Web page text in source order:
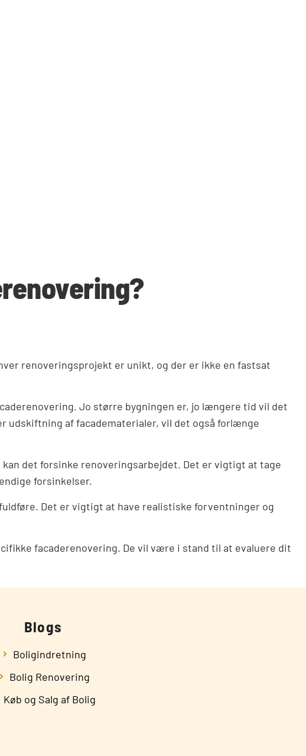
renoveringsprojekt er unikt, og der er ikke en fastsat
Jo større bygningen er, jo længere tid vil det
af facadematerialer, vil det også forlænge
det forsinke renoveringsarbejdet. Det er vigtigt at tage
forsinkelser.
Det er vigtigt at have realistiske forventninger og
facaderenovering. De vil være i stand til at evaluere dit
Blogs
Boligindretning
Bolig Renovering
Køb og Salg af Bolig